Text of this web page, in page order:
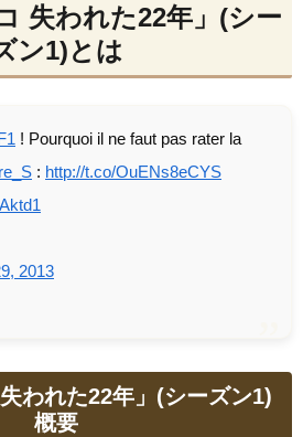
失われた22年」(シー
ン1)とは
! Pourquoi il ne faut pas rater la
: http://t.co/OuENs8eCYS
2013
われた22年」(シーズン1)
概要